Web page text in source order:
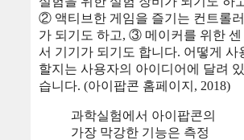
② 액티브한 게임을 즐기는 컨트롤러
가 되기도 하고, ③ 메이커를 위한 센
서 기기가 되기도 합니다. 어떻게 사
할지는 사용자의 아이디어에 달려 있
습니다. (아이팝콘 홈페이지, 2018)
과학실험에서 아이팝콘의
가장 막강한 기능은 측정